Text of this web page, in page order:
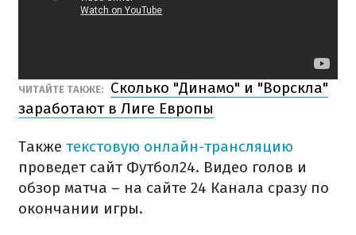
ЧИТАЙТЕ ТАКЖЕ:
Сколько "Динамо" и "Ворскла"
заработают в Лиге Европы
Также текстовую онлайн-трансляцию
проведет сайт Футбол24. Видео голов и
обзор матча – на сайте 24 Канала сразу по
окончании игры.